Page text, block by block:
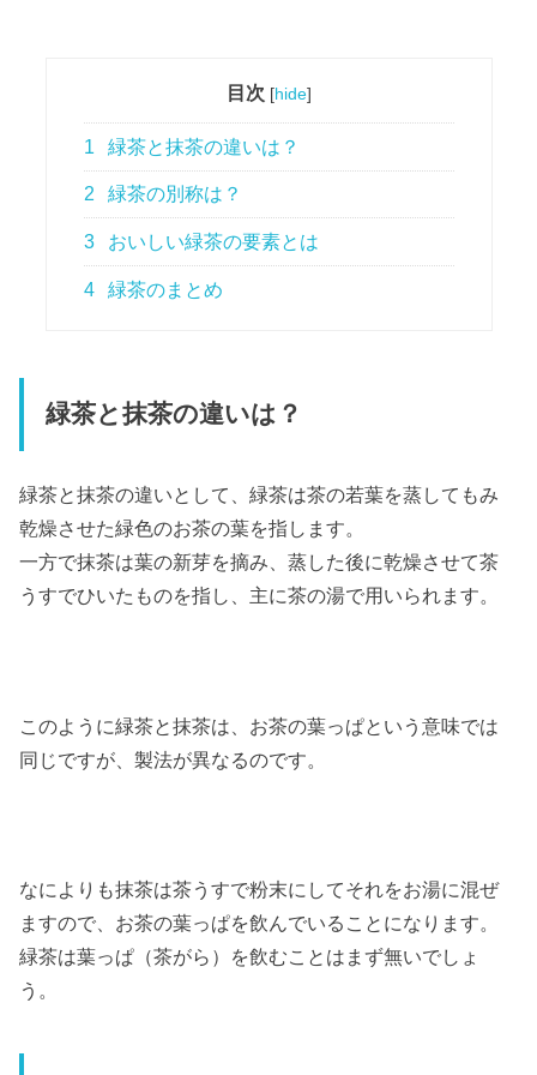
目次 [hide]
1 緑茶と抹茶の違いは？
2 緑茶の別称は？
3 おいしい緑茶の要素とは
4 緑茶のまとめ
緑茶と抹茶の違いは？
緑茶と抹茶の違いとして、緑茶は茶の若葉を蒸してもみ
乾燥させた緑色のお茶の葉を指します。
一方で抹茶は葉の新芽を摘み、蒸した後に乾燥させて茶
うすでひいたものを指し、主に茶の湯で用いられます。
このように緑茶と抹茶は、お茶の葉っぱという意味では
同じですが、製法が異なるのです。
なによりも抹茶は茶うすで粉末にしてそれをお湯に混ぜ
ますので、お茶の葉っぱを飲んでいることになります。
緑茶は葉っぱ（茶がら）を飲むことはまず無いでしょ
う。